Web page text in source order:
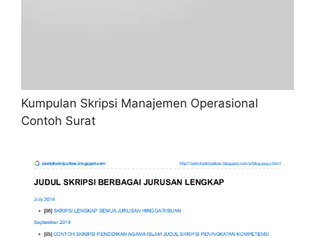
Kumpulan Skripsi Manajemen Operasional
Contoh Surat